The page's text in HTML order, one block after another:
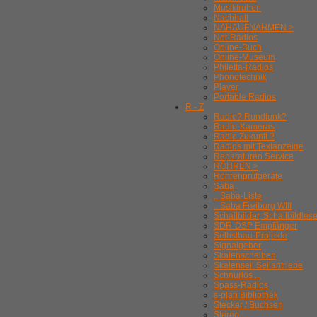
Musiktruhen
Nachhall
NAHAUFNAHMEN >
Not-Radios
Online-Buch
Online-Museum
Philetta-Radios
Phonotechnik
Player
Portable Radios
R - Z
Radio? Rundfunk?
Radio-Kameras
Radio Zukunft ?
Radios mit Textanzeige
Reparaturen Service
RÖHREN >
Röhrenprüfgeräte
Saba
.. Saba-Liste
.. Saba Freiburg WIII
Schaltbilder,
SDR-DSP Empfänger
Selbstbau-Projekte
Signalgeber
Skalenscheiben
Skalenseil Seilantriebe
Schnurlos ...
Spass-Radios
s-plan Bibliothek
Stecker / Buchsen
Stereo